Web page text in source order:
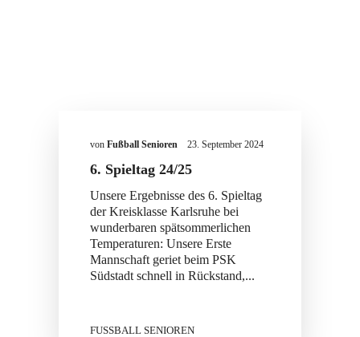
vonFußball Senioren 23. September 2024
6. Spieltag 24/25
Unsere Ergebnisse des 6. Spieltag
der Kreisklasse Karlsruhe bei
wunderbaren spätsommerlichen
Temperaturen: Unsere Erste
Mannschaft geriet beim PSK
Südstadt schnell in Rückstand,...
FUSSBALL SENIOREN